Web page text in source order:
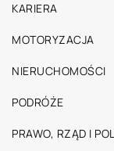
KARIERA
MOTORYZACJA
NIERUCHOMOŚCI
PODRÓŻE
PRAWO, RZĄD I